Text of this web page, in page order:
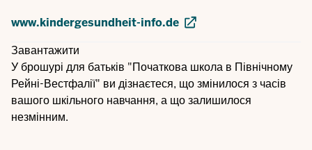
www.kindergesundheit-info.de
Завантажити
У брошурі для батьків "Початкова школа в Північному
Рейні-Вестфалії" ви дізнаєтеся, що змінилося з часів
вашого шкільного навчання, а що залишилося
незмінним.